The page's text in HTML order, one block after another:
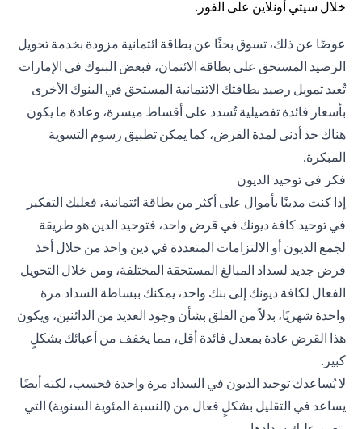
عوضًا عن ذلك، تسوق بحثًا عن بطاقة ائتمانية مزودة بخدمة تحويل
الرصيد المستحق على بطاقة الائتمان، فبعض البنوك في الإمارات
تُعيد تمويل رصيد بطاقتك الائتمانية المستحق في البنوك الأخرى
بأسعار فائدة تفضيلية تُسدد على أقساط ميسرة، وعادة ما يكون
هناك حد أدنى لمدة القرض، كما يمكن تطبيق رسوم التسوية
المبكرة.
فكر في توحيد الديون
إذا كنت مدينًا بأموال على أكثر من بطاقة ائتمانية، فعليك التفكير
في توحيد كافة ديونك في قرض واحد، فتوحيد الدين هو طريقة
لجمع الديون أو الالتزامات المتعددة في دين واحد من خلال أخذ
قرض جديد لسداد المبالغ المستحقة المختلفة، ومن خلال التحويل
الفعال لكافة ديونك إلى بنك واحد، يمكنك ببساطة السداد مرة
واحدة شهريًا، بدلاً من القلق بشأن وجود العديد من الدائنين، ويكون
هذا القرض عادة بمعدل فائدة أقل، مما يخفف من أعبائك بشكلٍ
كبير.
لا يُساعدك توحيد الديون في السداد مرة واحدة فحسب، لكنه أيضًا
يساعد في التقليل بشكلٍ فعال من (النسبة المئوية السنوية) التي